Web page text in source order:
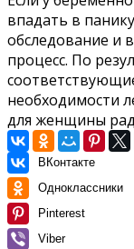
впадать в
обследование и
процесс. По
необходимости
для женщины
ВКонтакте
Одноклассники
Pinterest
Viber